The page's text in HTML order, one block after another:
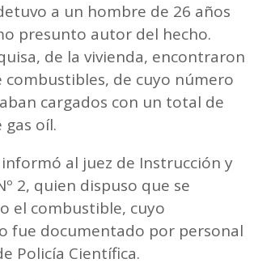
a un hombre de 26 años
presunto autor del hecho.
de la vivienda, encontraron
combustibles, de cuyo número
cargados con un total de
gas oíl.
informó al juez de Instrucción y
2, quien dispuso que se
el combustible, cuyo
fue documentado por personal
Policía Científica.